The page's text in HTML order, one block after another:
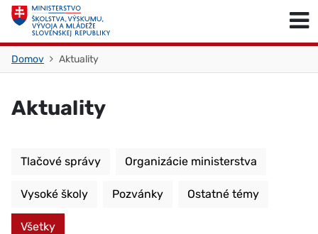
Skočiť na obsah
Domov Aktuality
Aktuality
Tlačové správy Organizácie ministerstva
Vysoké školy Pozvánky Ostatné témy
Všetky
Skočiť na začiatok stránky